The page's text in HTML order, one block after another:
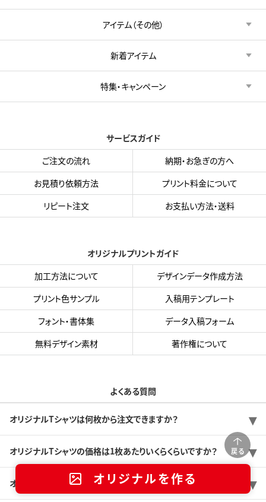
戻る
オリジナルを作る
アイテム（その他）
新着アイテム
特集・キャンペーン
サービスガイド
ご注文の流れ
納期・お急ぎの方へ
お見積り依頼方法
プリント料金について
リピート注文
お支払い方法・送料
オリジナルプリントガイド
加工方法について
デザインデータ作成方法
プリント色サンプル
入稿用テンプレート
フォント・書体集
データ入稿フォーム
無料デザイン素材
著作権について
よくある質問
オリジナルTシャツは何枚から注文できますか？
オリジナルTシャツの価格は1枚あたりいくらくらいですか？
オリジナルTシャツは注文してから何日で出来ますか？